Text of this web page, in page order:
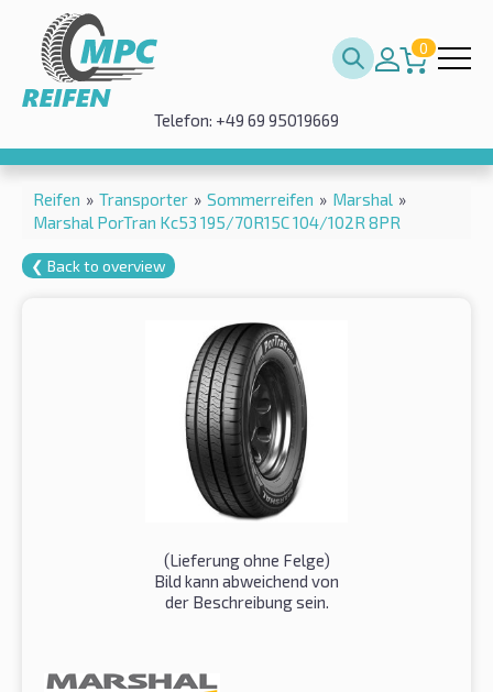
0
Telefon: +49 69 95019669
Reifen » Transporter » Sommerreifen » Marshal »
Marshal PorTran Kc53 195/70R15C 104/102R 8PR
❮ Back to overview
(Lieferung ohne Felge)
Bild kann abweichend von
der Beschreibung sein.